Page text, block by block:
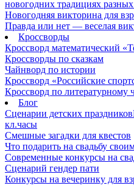
новогодних традициях разных
Новогодняя викторина для
Правда или нет — веселая
Кроссворды
Кроссворд математический
Кроссворды по сказкам
Чайнворд по истории
Кроссворд «Российские
Кроссворд по литературному
Блог
Сценарии детских праздников
кл.часы
Смешные загадки для квестов
Что подарить на свадьбу
Современные конкурсы на
Сценарий гендер пати
Конкурсы на вечеринку для